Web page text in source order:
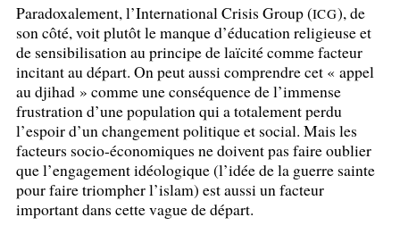
Paradoxalement, l’International Crisis Group (ICG), de
son côté, voit plutôt le manque d’éducation religieuse et
de sensibilisation au principe de laïcité comme facteur
incitant au départ. On peut aussi comprendre cet « appel
au djihad » comme une conséquence de l’immense
frustration d’une population qui a totalement perdu
l’espoir d’un changement politique et social. Mais les
facteurs socio-économiques ne doivent pas faire oublier
que l’engagement idéologique (l’idée de la guerre sainte
pour faire triompher l’islam) est aussi un facteur
important dans cette vague de départ.